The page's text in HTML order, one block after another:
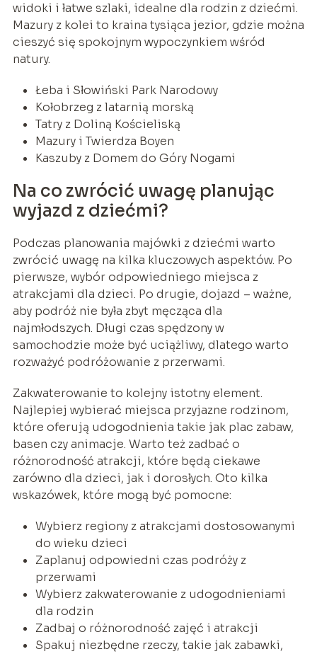
widoki i łatwe szlaki, idealne dla rodzin z dziećmi.
Mazury z kolei to kraina tysiąca jezior, gdzie można
cieszyć się spokojnym wypoczynkiem wśród
natury.
Łeba i Słowiński Park Narodowy
Kołobrzeg z latarnią morską
Tatry z Doliną Kościeliską
Mazury i Twierdza Boyen
Kaszuby z Domem do Góry Nogami
Na co zwrócić uwagę planując
wyjazd z dziećmi?
Podczas planowania majówki z dziećmi warto
zwrócić uwagę na kilka kluczowych aspektów. Po
pierwsze, wybór odpowiedniego miejsca z
atrakcjami dla dzieci. Po drugie, dojazd – ważne,
aby podróż nie była zbyt męcząca dla
najmłodszych. Długi czas spędzony w
samochodzie może być uciążliwy, dlatego warto
rozważyć podróżowanie z przerwami.
Zakwaterowanie to kolejny istotny element.
Najlepiej wybierać miejsca przyjazne rodzinom,
które oferują udogodnienia takie jak plac zabaw,
basen czy animacje. Warto też zadbać o
różnorodność atrakcji, które będą ciekawe
zarówno dla dzieci, jak i dorosłych. Oto kilka
wskazówek, które mogą być pomocne:
Wybierz regiony z atrakcjami dostosowanymi
do wieku dzieci
Zaplanuj odpowiedni czas podróży z
przerwami
Wybierz zakwaterowanie z udogodnieniami
dla rodzin
Zadbaj o różnorodność zajęć i atrakcji
Spakuj niezbędne rzeczy, takie jak zabawki,